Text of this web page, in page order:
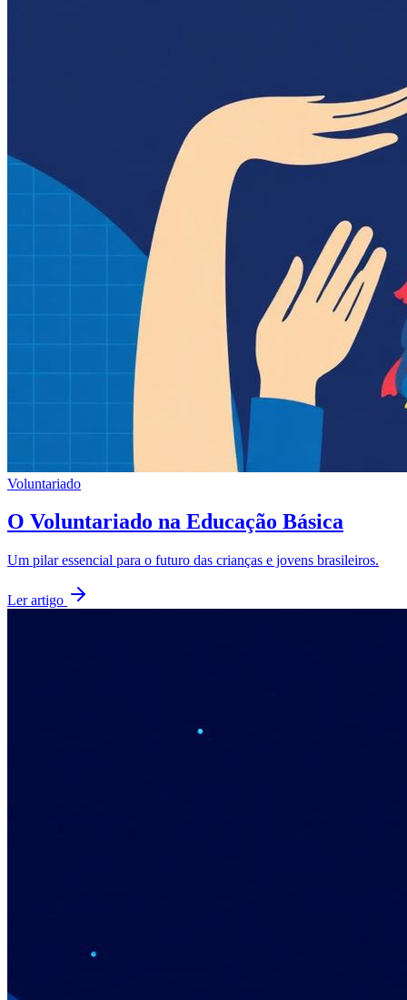
Voluntariado
O Voluntariado na Educação Básica
Um pilar essencial para o futuro das crianças e jovens brasileiros.
Ler artigo